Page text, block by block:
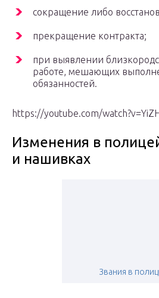
сокращение либо
прекращение контракта;
при выявлении
работе, мешающих
обязанностей.
https://youtube.com/
Изменения в
и нашивках
Звания в